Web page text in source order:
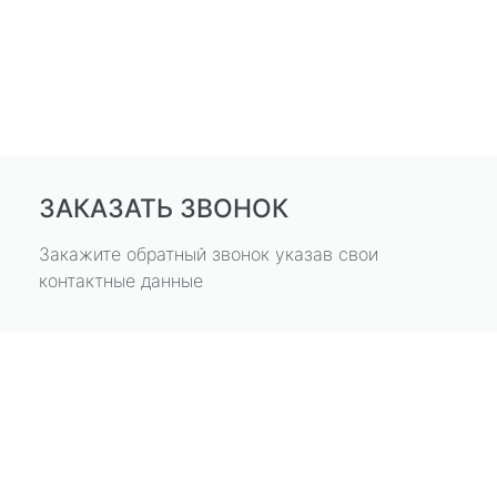
ЗАКАЗАТЬ ЗВОНОК
Закажите обратный звонок указав свои
контактные данные